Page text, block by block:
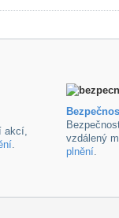
akcí,
.
vzdálený
plnění.